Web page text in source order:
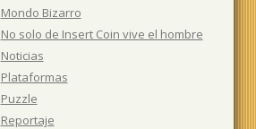
Mondo Bizarro
No solo de Insert Coin vive el hombre
Noticias
Plataformas
Puzzle
Reportaje